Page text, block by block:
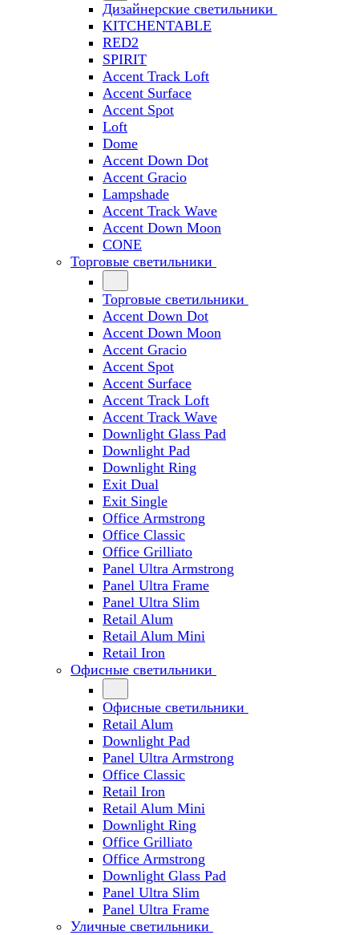
Дизайнерские светильники
KITCHENTABLE
RED2
SPIRIT
Accent Track Loft
Accent Surface
Accent Spot
Loft
Dome
Accent Down Dot
Accent Gracio
Lampshade
Accent Track Wave
Accent Down Moon
CONE
Торговые светильники
Торговые светильники
Accent Down Dot
Accent Down Moon
Accent Gracio
Accent Spot
Accent Surface
Accent Track Loft
Accent Track Wave
Downlight Glass Pad
Downlight Pad
Downlight Ring
Exit Dual
Exit Single
Office Armstrong
Office Classic
Office Grilliato
Panel Ultra Armstrong
Panel Ultra Frame
Panel Ultra Slim
Retail Alum
Retail Alum Mini
Retail Iron
Офисные светильники
Офисные светильники
Retail Alum
Downlight Pad
Panel Ultra Armstrong
Office Classic
Retail Iron
Retail Alum Mini
Downlight Ring
Office Grilliato
Office Armstrong
Downlight Glass Pad
Panel Ultra Slim
Panel Ultra Frame
Уличные светильники